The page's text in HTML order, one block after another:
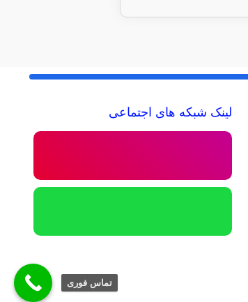
لینک شبکه های اجتماعی
تماس فوری